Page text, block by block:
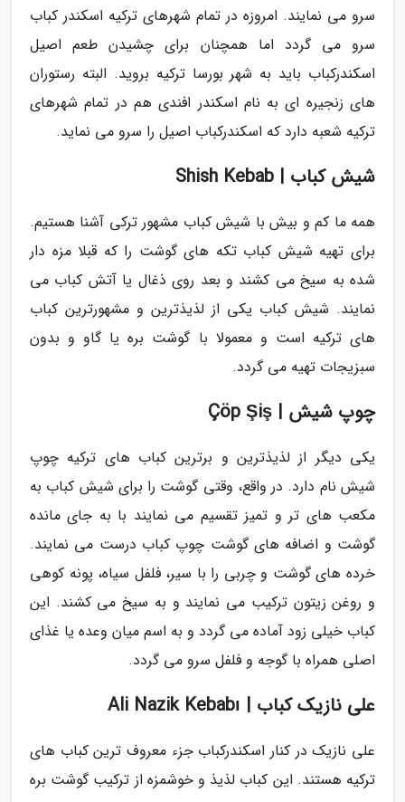
سرو می نمایند. امروزه در تمام شهرهای ترکیه اسکندر کباب
سرو می گردد اما همچنان برای چشیدن طعم اصیل
اسکندرکباب باید به شهر بورسا ترکیه بروید. البته رستوران
های زنجیره ای به نام اسکندر افندی هم در تمام شهرهای
ترکیه شعبه دارد که اسکندرکباب اصیل را سرو می نماید.
شیش کباب | Shish Kebab
همه ما کم و بیش با شیش کباب مشهور ترکی آشنا هستیم.
برای تهیه شیش کباب تکه های گوشت را که قبلا مزه دار
شده به سیخ می کشند و بعد روی ذغال یا آتش کباب می
نمایند. شیش کباب یکی از لذیذترین و مشهورترین کباب
های ترکیه است و معمولا با گوشت بره یا گاو و بدون
سبزیجات تهیه می گردد.
چوپ شیش | Çöp Şiş
یکی دیگر از لذیذترین و برترین کباب های ترکیه چوپ
شیش نام دارد. در واقع، وقتی گوشت را برای شیش کباب به
مکعب های تر و تمیز تقسیم می نمایند با به جای مانده
گوشت و اضافه های گوشت چوپ کباب درست می نمایند.
خرده های گوشت و چربی را با سیر، فلفل سیاه، پونه کوهی
و روغن زیتون ترکیب می نمایند و به سیخ می کشند. این
کباب خیلی زود آماده می گردد و به اسم میان وعده یا غذای
اصلی همراه با گوجه و فلفل سرو می گردد.
علی نازیک کباب | Ali Nazik Kebabı
علی نازیک در کنار اسکندرکباب جزء معروف ترین کباب های
ترکیه هستند. این کباب لذیذ و خوشمزه از ترکیب گوشت بره